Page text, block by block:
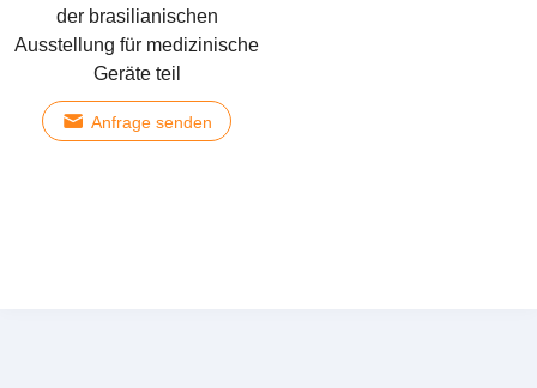
der brasilianischen
Ausstellung für medizinische
Geräte teil
Anfrage senden